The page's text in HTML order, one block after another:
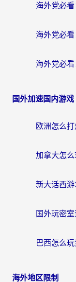
国外加速国内游戏
海外地区限制